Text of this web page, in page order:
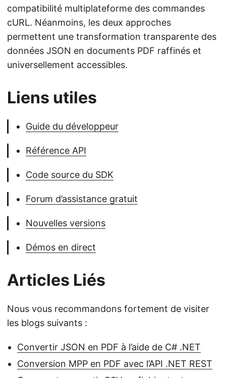
compatibilité multiplateforme des commandes
cURL. Néanmoins, les deux approches
permettent une transformation transparente des
données JSON en documents PDF raffinés et
universellement accessibles.
Liens utiles
Guide du développeur
Référence API
Code source du SDK
Forum d’assistance gratuit
Nouvelles versions
Démos en direct
Articles Liés
Nous vous recommandons fortement de visiter
les blogs suivants :
Convertir JSON en PDF à l’aide de C# .NET
Conversion MPP en PDF avec l’API .NET REST